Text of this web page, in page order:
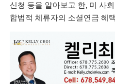
신청 등을 알아보고 한, 미 사
합법적 체류자의 소셜연금 혜